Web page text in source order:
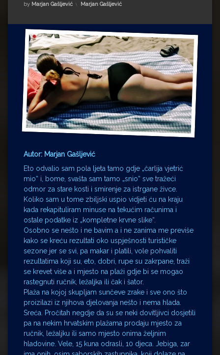
Impressum
Milenko Strižak
Drugi autori
Drugi autori
Matea Andrić
Ljiljana Lekanić-Kljaić
Željko Krznarić
Mario Lovreković
by Marjan Gašljević Kategorije:
Marjan Gašljević
Autor: Marjan Gašljević
Eto odvalio sam pola ljeta tamo gdje „čarlija vjetrić
mio“ i, bome, svašta sam tamo „snio“ sve tražeći
odmor za stare kosti i smirenje za istrgane živce.
Koliko sam u tome zbiljski uspio vidjeti ću na kraju
kada rekapituliram minuse na tekućim računima i
ostale podatke iz „kompletne krvne slike“.
Osobno se nešto i ne bavim a i ne zanima me previše
kako se kreću rezultati oko uspješnosti turističke
sezone jer se svi, pa makar i platili, vole pohvaliti
rezultatima koji su, eto, dobri, rupe su zakrpane, traži
se krevet više a i mjesto na plaži gdje bi se mogao
rastegnuti ručnik, ležaljka ili čak i šator.
Plaža na kojoj skupljam sunčeve zrake i sve ono što
proizilazi iz njihova djelovanja nešto i nema hlada.
Sreća. Pročitah negdje da su se neki dovitljivci dosjetili
pa na nekim hrvatskim plažama prodaju mjesto za
ručnik, ležaljku ili samo mjesto onima željnim
hladovine. Vele, 15 kuna odrasli, 10 djeca. Jebiga, zar